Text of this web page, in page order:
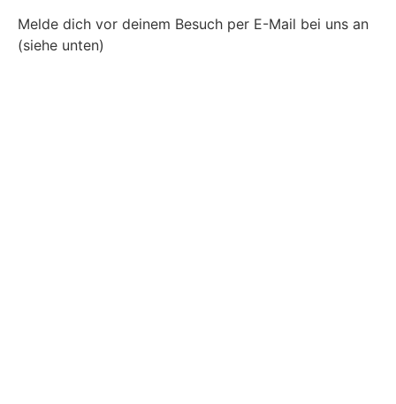
Melde dich vor deinem Besuch per E-Mail bei uns an
(siehe unten)